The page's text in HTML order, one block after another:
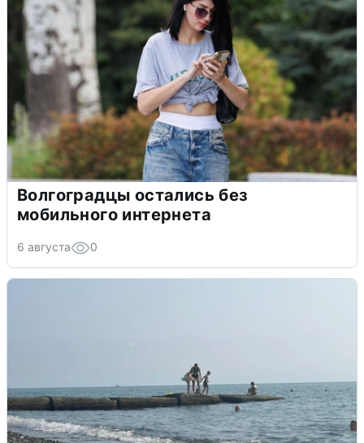
Волгоградцы остались без
мобильного интернета
6 августа 0